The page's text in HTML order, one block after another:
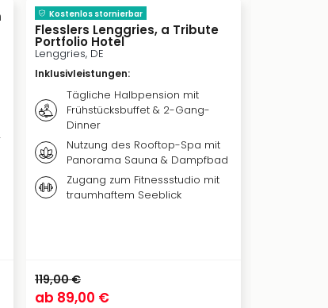
Kostenlos stornierbar
Flesslers Lenggries, a Tribute
Portfolio Hotel
Lenggries, DE
Inklusivleistungen:
Tägliche Halbpension mit
Frühstücksbuffet & 2-Gang-
Dinner
Nutzung des Rooftop-Spa mit
Panorama Sauna & Dampfbad
Zugang zum Fitnessstudio mit
traumhaftem Seeblick
119,00 €
ab 89,00 €